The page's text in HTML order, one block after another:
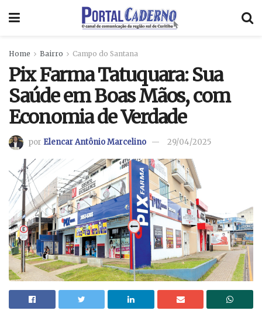
Home Bairro Campo do Santana
Pix Farma Tatuquara: Sua
Saúde em Boas Mãos, com
Economia de Verdade
por Elencar Antônio Marcelino 29/04/2025